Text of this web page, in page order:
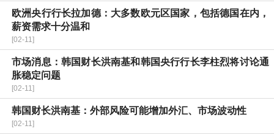
欧洲央行行长拉加德：大多数欧元区国家，包括德国在内，
薪资需求十分温和
[02-11]
市场消息：韩国财长洪南基和韩国央行行长李柱烈将讨论通
胀稳定问题
[02-11]
韩国财长洪南基：外部风险可能增加外汇、市场波动性
[02-11]